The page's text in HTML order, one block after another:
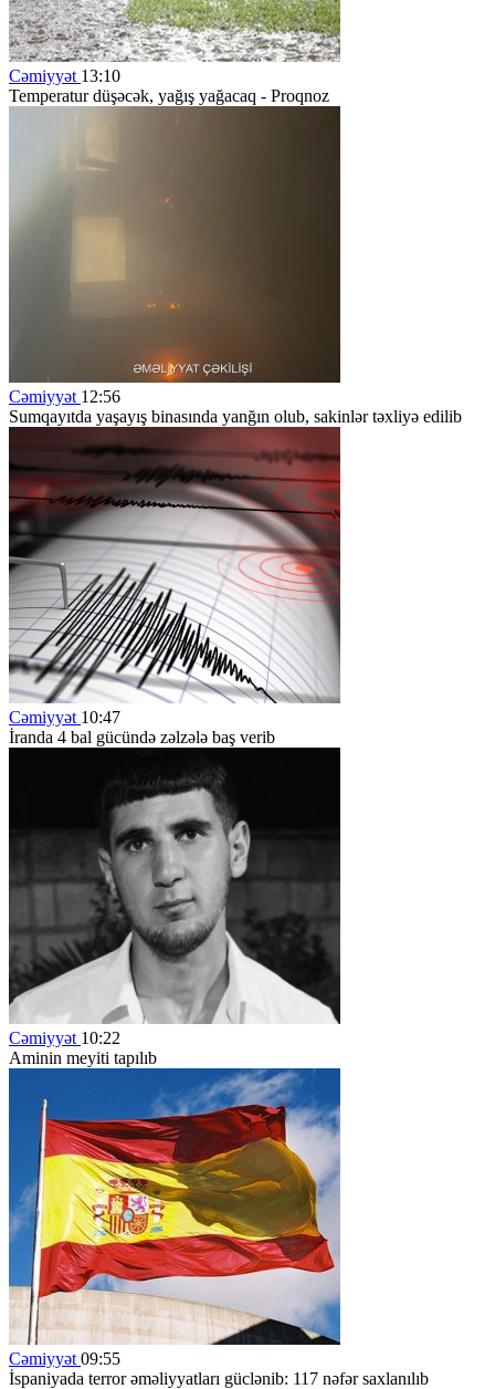
Cəmiyyət 13:10
Temperatur düşəcək, yağış yağacaq - Proqnoz
Cəmiyyət 12:56
Sumqayıtda yaşayış binasında yanğın olub, sakinlər təxliyə edilib
Cəmiyyət 10:47
İranda 4 bal gücündə zəlzələ baş verib
Cəmiyyət 10:22
Aminin meyiti tapılıb
Cəmiyyət 09:55
İspaniyada terror əməliyyatları güclənib: 117 nəfər saxlanılıb